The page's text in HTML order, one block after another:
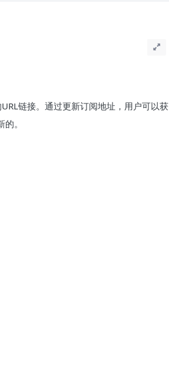
链接。通过更新订阅地址，用户可以获
。